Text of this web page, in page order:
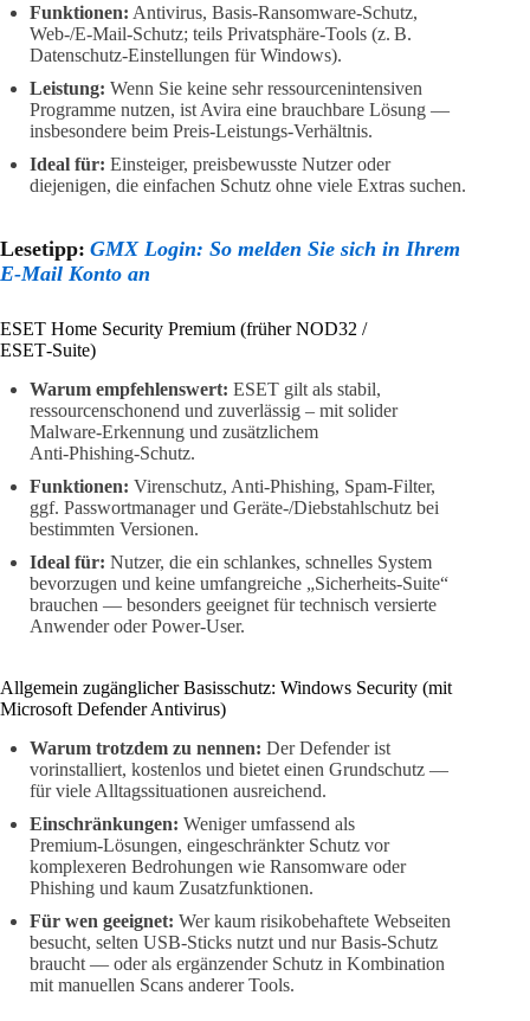
Funktionen: Antivirus, Basis‑Ransomware‑Schutz,
Web-/E‑Mail‑Schutz; teils Privatsphäre‑Tools (z. B.
Datenschutz‑Einstellungen für Windows).
Leistung: Wenn Sie keine sehr ressourcenintensiven
Programme nutzen, ist Avira eine brauchbare Lösung —
insbesondere beim Preis‑Leistungs‑Verhältnis.
Ideal für: Einsteiger, preisbewusste Nutzer oder
diejenigen, die einfachen Schutz ohne viele Extras suchen.
Lesetipp: GMX Login: So melden Sie sich in Ihrem
E-Mail Konto an
ESET Home Security Premium (früher NOD32 /
ESET‑Suite)
Warum empfehlenswert: ESET gilt als stabil,
ressourcenschonend und zuverlässig – mit solider
Malware‑Erkennung und zusätzlichem
Anti‑Phishing‑Schutz.
Funktionen: Virenschutz, Anti‑Phishing, Spam‑Filter,
ggf. Passwortmanager und Geräte‑/Diebstahlschutz bei
bestimmten Versionen.
Ideal für: Nutzer, die ein schlankes, schnelles System
bevorzugen und keine umfangreiche „Sicherheits‑Suite“
brauchen — besonders geeignet für technisch versierte
Anwender oder Power‑User.
Allgemein zugänglicher Basisschutz: Windows Security (mit
Microsoft Defender Antivirus)
Warum trotzdem zu nennen: Der Defender ist
vorinstalliert, kostenlos und bietet einen Grundschutz —
für viele Alltagssituationen ausreichend.
Einschränkungen: Weniger umfassend als
Premium‑Lösungen, eingeschränkter Schutz vor
komplexeren Bedrohungen wie Ransomware oder
Phishing und kaum Zusatzfunktionen.
Für wen geeignet: Wer kaum risikobehaftete Webseiten
besucht, selten USB‑Sticks nutzt und nur Basis‑Schutz
braucht — oder als ergänzender Schutz in Kombination
mit manuellen Scans anderer Tools.